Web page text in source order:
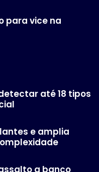
para vice na
até 18 tipos
e amplia
a banco